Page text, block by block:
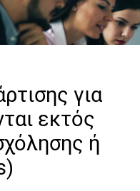
για
εκτός
ή